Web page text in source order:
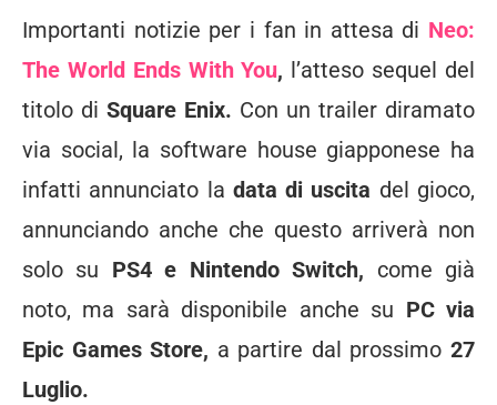
Importanti notizie per i fan in attesa di Neo:
The World Ends With You, l’atteso sequel del
titolo di Square Enix. Con un trailer diramato
via social, la software house giapponese ha
infatti annunciato la data di uscita del gioco,
annunciando anche che questo arriverà non
solo su PS4 e Nintendo Switch, come già
noto, ma sarà disponibile anche su PC via
Epic Games Store, a partire dal prossimo27
Luglio.